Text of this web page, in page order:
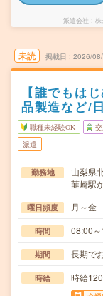
派遣会社 株
未読 掲載日 2026/
【誰でもは
品製造など/
職種未経験OK
派遣
勤務地
山梨県
韮崎駅
曜日頻度 月～金
時間 08:00
期間 長期で
時給 時給